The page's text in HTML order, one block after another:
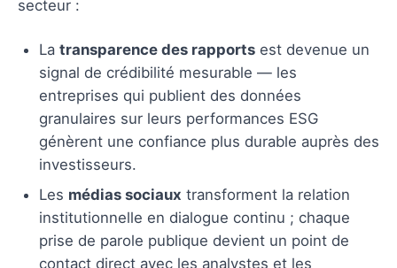
secteur :
La transparence des rapports est devenue un
signal de crédibilité mesurable — les
entreprises qui publient des données
granulaires sur leurs performances ESG
génèrent une confiance plus durable auprès des
investisseurs.
Les médias sociaux transforment la relation
institutionnelle en dialogue continu ; chaque
prise de parole publique devient un point de
contact direct avec les analystes et les